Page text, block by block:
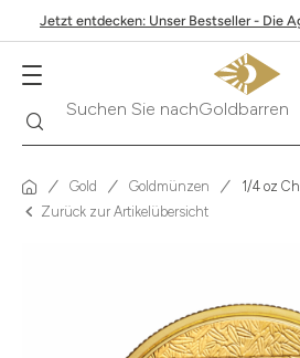
Jetzt entdecken: Unser Bestseller - Die
Suchen Sie nach
Gold Goldmünzen
1/4 oz
Zurück zur Artikelübersicht